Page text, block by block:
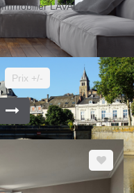
Immobilier LAVAL
Prix +/-